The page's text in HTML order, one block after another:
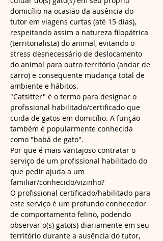
domicílio na ocasião da ausência do
tutor em viagens curtas (até 15 dias),
respeitando assim a natureza filopátrica
(territorialista) do animal, evitando o
stress desnecessário de deslocamento
do animal para outro território (andar de
carro) e consequente mudança total de
"Catsitter" é o termo para designar o
profissional habilitado/certificado que
cuida de gatos em domicílio. A função
também é popularmente conhecida
Por que é mais vantajoso contratar o
serviço de um profissional habilitado do
que pedir ajuda a um
O profissional certificado/habilitado para
este serviço é um profundo conhecedor
de comportamento felino, podendo
observar o(s) gato(s) diariamente em seu
território durante a ausência do tutor,